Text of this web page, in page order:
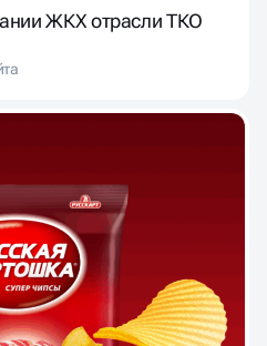
ЖКХ отрасли ТКО